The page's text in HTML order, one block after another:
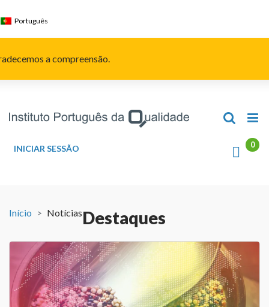
to
Português
a compreensão.
INICIAR SESSÃO
Início NotíciasDestaques